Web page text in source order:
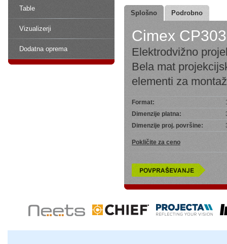
Table
Vizualizerji
Dodatna oprema
Splošno Podrobno
Cimex
Elektrodvižno
Bela mat
elementi za
Format:
Dimenzije platna:
Dimenzije proj. površine:
Pokličite za ceno